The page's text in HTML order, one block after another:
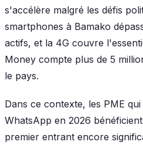
s'accélère malgré les défis
smartphones à Bamako
actifs, et la 4G couvre
Money compte plus de 5
le pays.
Dans ce contexte, les PME
WhatsApp en 2026
premier entrant encore